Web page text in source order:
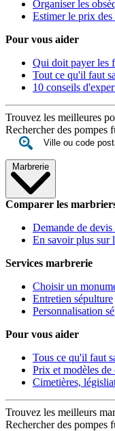
Organiser les
Estimer le prix des
Pour vous aider
Qui doit payer les
Tout ce qu'il faut
10 conseils
Trouvez les meilleures
Rechercher des pompes
Marbrerie
Comparer les
Demande de
En savoir plus sur
Services marbrerie
Choisir un
Entretien sépulture
Personnalisation
Pour vous aider
Tous ce qu'il faut
Prix et modèles
Cimetières,
Trouvez les meilleurs
Rechercher des pompes